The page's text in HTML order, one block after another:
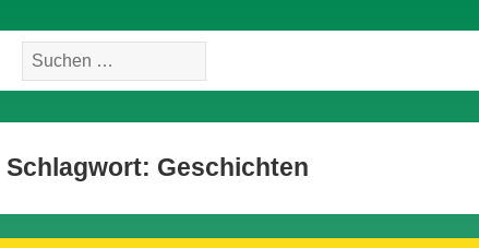
Suche
nach:
Schlagwort: Geschichten